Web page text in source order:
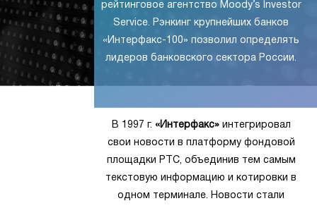
рейтинговое агентство Moody’s Investor
Service. Рэнкинг крупнейших банков
«Интерфакс-100» позволил определять
лидеров банковского сектора России.
В 1997 г. «Интерфакс»интегрировал
свои новости в платформу фондовой
площадки РТС, объединив тем самым
текстовую информацию и котировки в
одном терминале. Новости стали